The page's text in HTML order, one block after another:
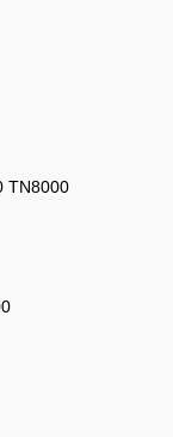
TN8000